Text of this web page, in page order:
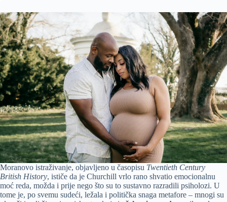
Moranovo istraživanje, objavljeno u časopisu Twentieth Century
British History, ističe da je Churchill vrlo rano shvatio emocionalnu
moć reda, možda i prije nego što su to sustavno razradili psiholozi. U
tome je, po svemu sudeći, ležala i politička snaga metafore – mnogi su